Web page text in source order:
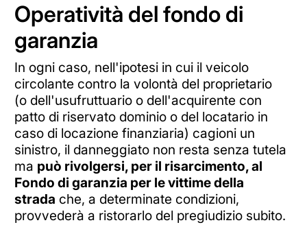
Operatività del fondo di
garanzia
In ogni caso, nell'ipotesi in cui il veicolo
circolante contro la volontà del proprietario
(o dell'usufruttuario o dell'acquirente con
patto di riservato dominio o del locatario in
caso di locazione finanziaria) cagioni un
sinistro, il danneggiato non resta senza tutela
ma può rivolgersi, per il risarcimento, al
Fondo di garanzia per le vittime della
strada che, a determinate condizioni,
provvederà a ristorarlo del pregiudizio subito.